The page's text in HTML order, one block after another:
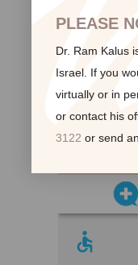
PLEASE
Dr. Ram Kalus
Israel. If you
virtually or in
or contact his
3122 or send